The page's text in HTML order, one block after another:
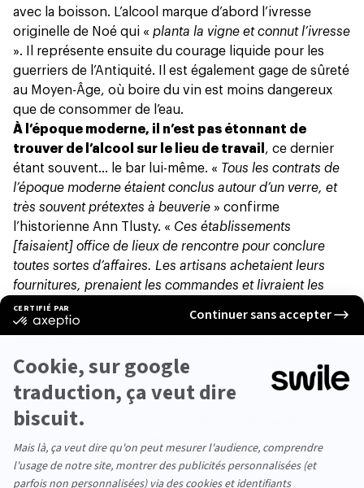
avec la boisson. L’alcool marque d’abord l’ivresse
originelle de Noé qui « planta la vigne et connut l’ivresse
». Il représente ensuite du courage liquide pour les
guerriers de l’Antiquité. Il est également gage de sûreté
au Moyen-Âge, où boire du vin est moins dangereux
que de consommer de l’eau.
À l’époque moderne, il n’est pas étonnant de
trouver de l’alcool sur le lieu de travail , ce dernier
étant souvent… le bar lui-même. « Tous les contrats de
l’époque moderne étaient conclus autour d’un verre, et
très souvent prétextes à beuverie » confirme
l’historienne Ann Tlusty. « Ces établissements
[faisaient] office de lieux de rencontre pour conclure
toutes sortes d’affaires. Les artisans achetaient leurs
fournitures, prenaient les commandes et livraient les
produits finis dans les cabarets ; les compagnons y
signaient leur contrat avec de nouveaux maîtres ; les
les colporteurs y vendaient des articles de mercerie, des
livres bon marché et transmettaient les dernières
nouvelles».
L’arrivée des machines dans le monde ouvrier
accélère la cadence du levé de coude.
On boit pour
se donner de la force, pour décompresser, et pour
supporter des conditions de travail difficiles. La